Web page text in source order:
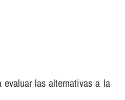
evaluar las alternativas a la